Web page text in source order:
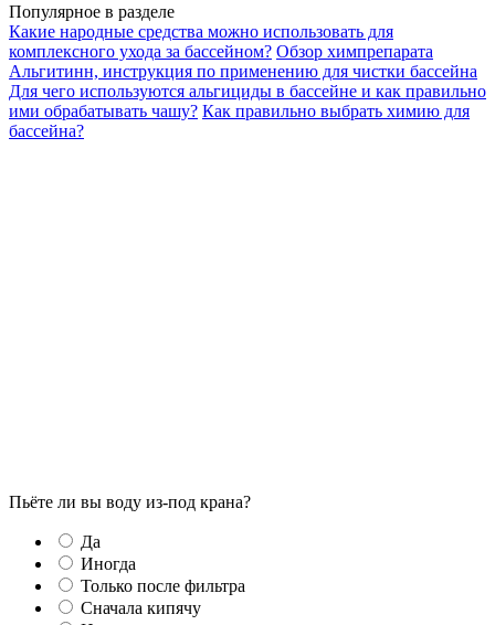
Популярное в разделе
Какие народные средства можно использовать для
комплексного ухода за бассейном? Обзор химпрепарата
Альгитинн, инструкция по применению для чистки бассейна
Для чего используются альгициды в бассейне и как правильно
ими обрабатывать чашу? Как правильно выбрать химию для
бассейна?
Пьёте ли вы воду из-под крана?
Да
Иногда
Только после фильтра
Сначала кипячу